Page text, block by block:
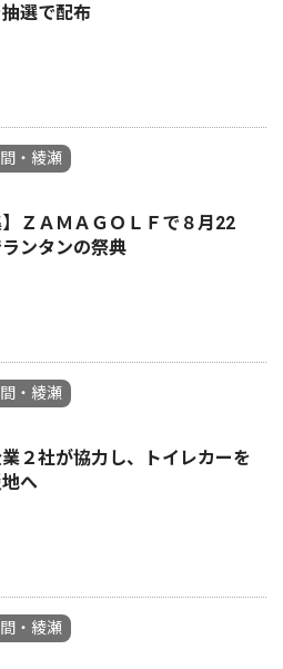
選で配布
・綾瀬
】ＺＡＭＡＧＯＬＦで８月22
ンタンの祭典
・綾瀬
２社が協力し、トイレカーを
へ
・綾瀬